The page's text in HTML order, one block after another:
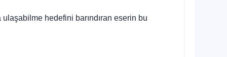
hedefini barındıran eserin bu